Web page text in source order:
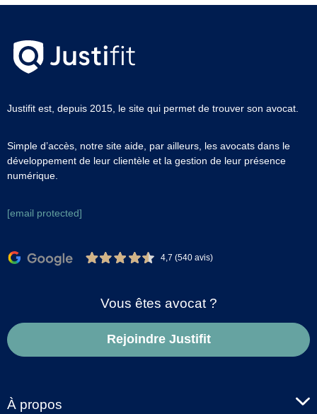
Justifit est, depuis 2015, le site qui permet de trouver son avocat.
Simple d’accès, notre site aide, par ailleurs, les avocats dans le
développement de leur clientèle et la gestion de leur présence
numérique.
[email protected]
4,7 (540 avis)
Vous êtes avocat ?
Rejoindre Justifit
À propos